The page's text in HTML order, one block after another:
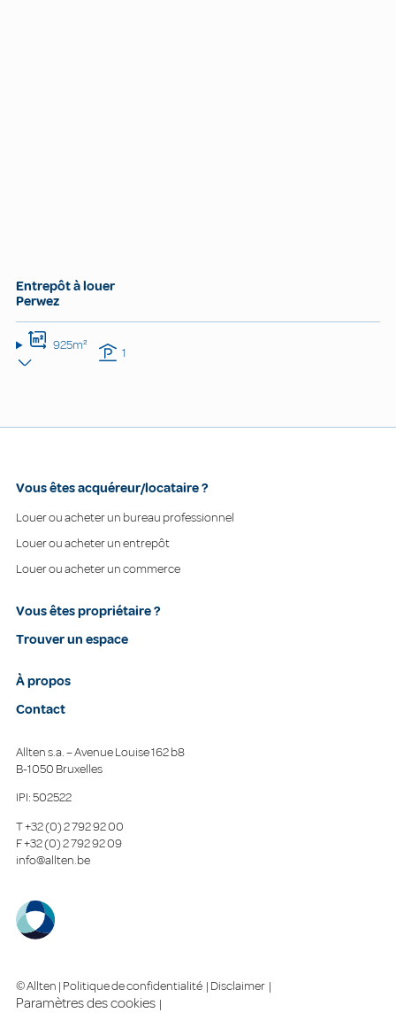
Entrepôt à louer
Perwez
925m² 1
Vous êtes acquéreur/locataire ?
Louer ou acheter un bureau professionnel
Louer ou acheter un entrepôt
Louer ou acheter un commerce
Vous êtes propriétaire ?
Trouver un espace
À propos
Contact
Allten s.a. – Avenue Louise 162 b8
B-1050 Bruxelles
IPI: 502522
T+32 (0) 2 792 92 00
F+32 (0) 2 792 92 09
info@allten.be
© Allten | Politique de confidentialité | Disclaimer |
Paramètres des cookies |